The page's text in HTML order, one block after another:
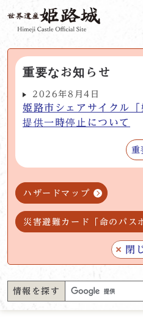
重要なお知らせ
2026年8月4日
姫路市シェアサイクル
提供一時停止について
重
ハザードマップ
災害避難カード「命のパス
閉
情報を探す